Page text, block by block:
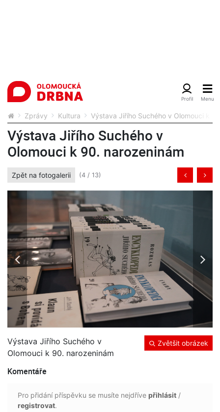
Zprávy Kultura Výstava Jiřího Suchého v Olomouci k
Výstava Jiřího Suchého v
Olomouci k 90. narozeninám
Zpět na fotogalerii (4 / 13)
Zvětšit obrázek
Výstava Jiřího Suchého v
Olomouci k 90. narozeninám
Komentáře
Pro přidání příspěvku se musíte nejdříve přihlásit /
registrovat.